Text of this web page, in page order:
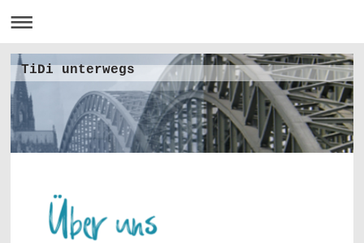
TiDi unterwegs